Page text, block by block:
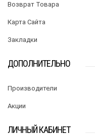
Возврат Товара
Карта Сайта
Закладки
ДОПОЛНИТЕЛЬНО
Производители
Акции
ЛИЧНЫЙ КАБИНЕТ